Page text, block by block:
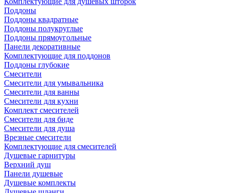
Поддоны
Поддоны квадратные
Поддоны полукруглые
Поддоны прямоугольные
Панели декоративные
Комплектующие для поддонов
Поддоны глубокие
Смесители
Смесители для умывальника
Смесители для ванны
Смесители для кухни
Комплект смесителей
Смесители для биде
Смесители для душа
Врезные смесители
Комплектующие для смесителей
Душевые гарнитуры
Верхний душ
Панели душевые
Душевые комплекты